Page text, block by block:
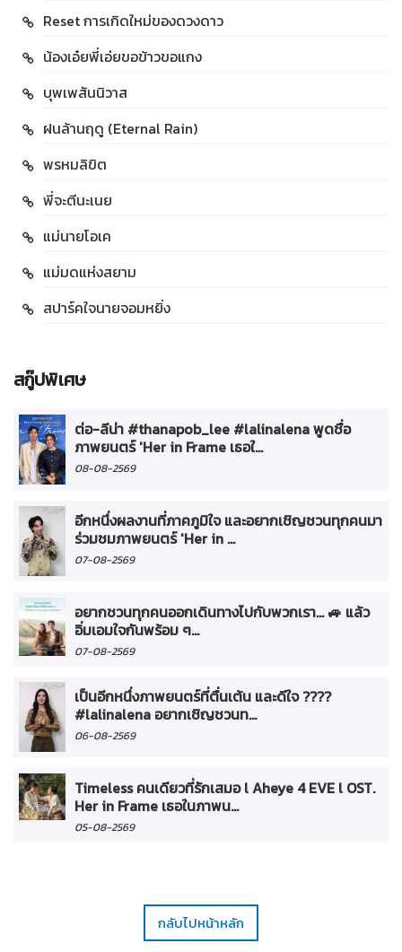
Reset การเกิดใหม่ของดวงดาว
น้องเอ๋ยพี่เอ่ยขอข้าวขอแกง
บุพเพสันนิวาส
ฝนล้านฤดู (Eternal Rain)
พรหมลิขิต
พี่จะตีนะเนย
แม่นายโอเค
แม่มดแห่งสยาม
สปาร์คใจนายจอมหยิ่ง
สกู๊ปพิเศษ
ต่อ-ลีน่า #thanapob_lee #lalinalena พูดชื่อ
ภาพยนตร์ 'Her in Frame เธอใ...
08-08-2569
อีกหนึ่งผลงานที่ภาคภูมิใจ และอยากเชิญชวนทุกคนมา
ร่วมชมภาพยนตร์ 'Her in ...
07-08-2569
อยากชวนทุกคนออกเดินทางไปกับพวกเรา... 🚙 แล้ว
อิ่มเอมใจกันพร้อม ๆ...
07-08-2569
เป็นอีกหนึ่งภาพยนตร์ที่ตื่นเต้น และดีใจ ????
#lalinalena อยากเชิญชวนท...
06-08-2569
Timeless คนเดียวที่รักเสมอ l Aheye 4 EVE l OST.
Her in Frame เธอในภาพน...
05-08-2569
กลับไปหน้าหลัก